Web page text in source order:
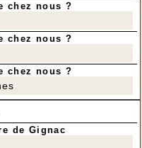
chez nous ?
chez nous ?
chez nous ?
de Gignac